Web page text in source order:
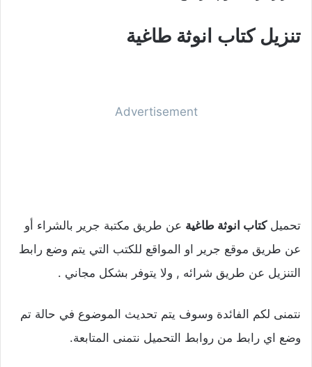
تنزيل كتاب انوثة طاغية
Advertisement
تحميلكتاب انوثة طاغية عن طريق مكتبة جرير بالشراء أو
عن طريق موقع جرير او المواقع للكتب التي يتم وضع رابط
التنزيل عن طريق شرائه , ولا يتوفر بشكل مجاني .
نتمنى لكم الفائدة وسوف يتم تحديث الموضوع في حالة تم
وضع اي رابط من روابط التحميل نتمنى المتابعة.